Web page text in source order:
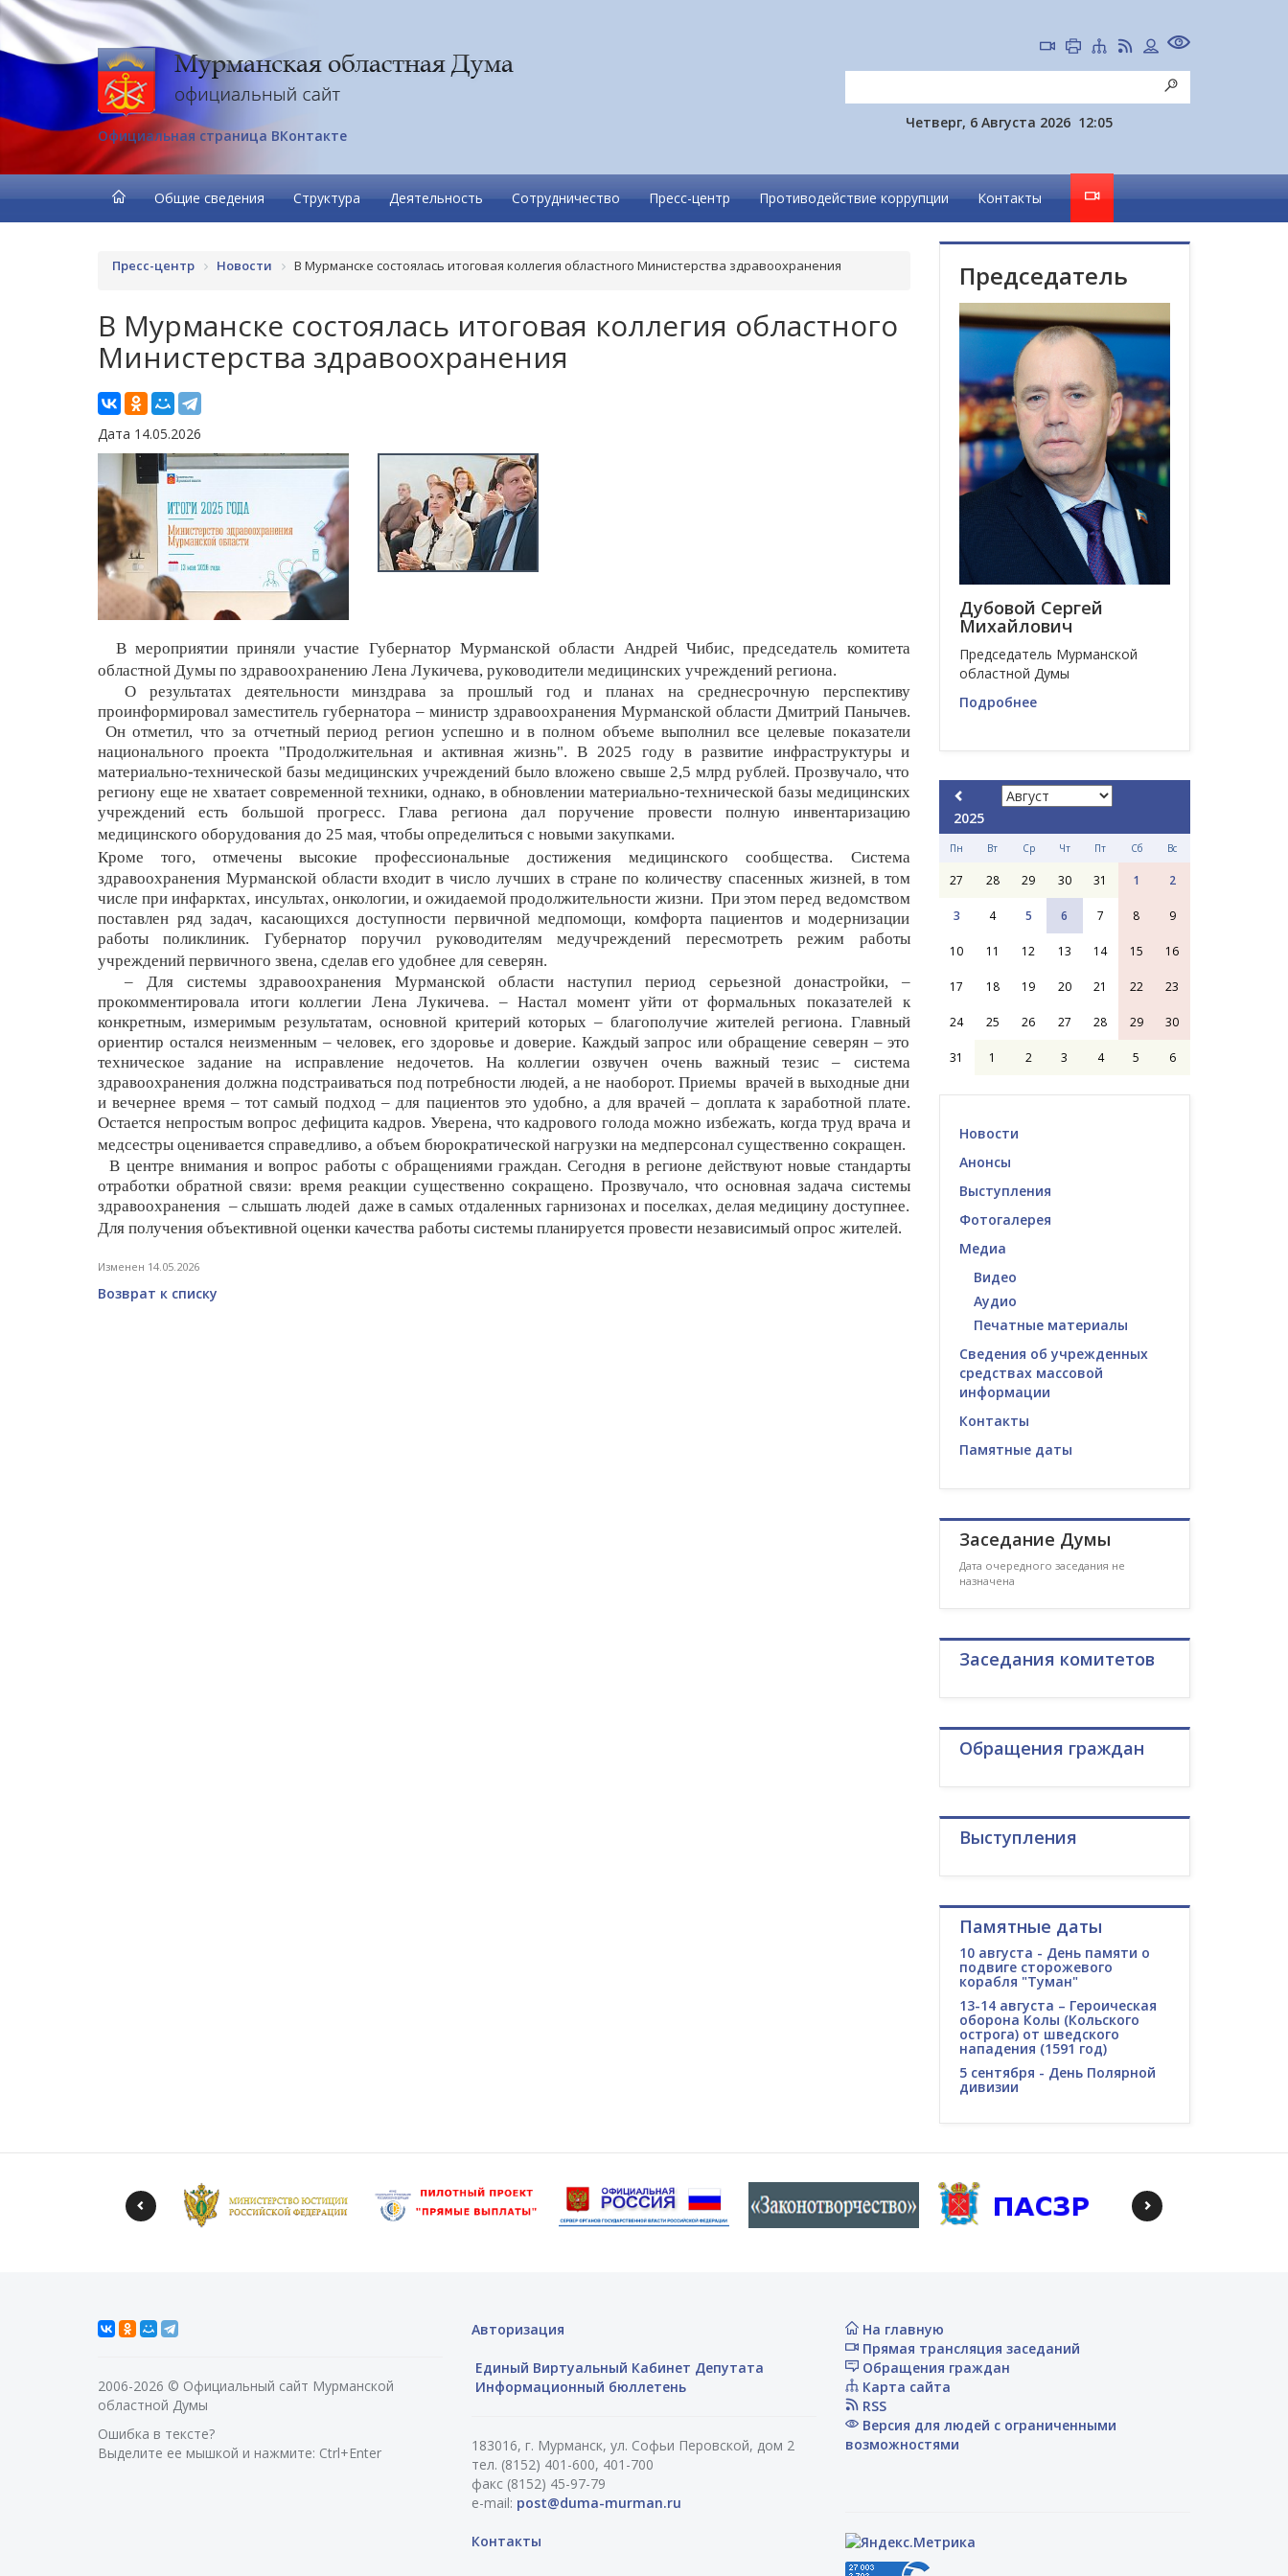
Официальная страница ВКонтакте
Четверг, 6 Августа 2026 12:05
Общие сведения Структура Деятельность Сотрудничество Пресс-центр Противодействие коррупции Контакты
Пресс-центр Новости В Мурманске состоялась итоговая коллегия областного Министерства здравоохранения
В Мурманске состоялась итоговая коллегия областного
Министерства здравоохранения
Дата 14.05.2026
В мероприятии приняли участие Губернатор Мурманской области Андрей Чибис, председатель комитета
областной Думы по здравоохранению Лена Лукичева, руководители медицинских учреждений региона.
О результатах деятельности минздрава за прошлый год и планах на среднесрочную перспективу
проинформировал заместитель губернатора – министр здравоохранения Мурманской области Дмитрий Панычев.
Он отметил, что за отчетный период регион успешно и в полном объеме выполнил все целевые показатели
национального проекта "Продолжительная и активная жизнь". В 2025 году в развитие инфраструктуры и
материально-технической базы медицинских учреждений было вложено свыше 2,5 млрд рублей. Прозвучало, что
региону еще не хватает современной техники, однако, в обновлении материально-технической базы медицинских
учреждений есть большой прогресс. Глава региона дал поручение провести полную инвентаризацию
медицинского оборудования до 25 мая, чтобы определиться с новыми закупками.
Кроме того, отмечены высокие профессиональные достижения медицинского сообщества. Система
здравоохранения Мурманской области входит в число лучших в стране по количеству спасенных жизней, в том
числе при инфарктах, инсультах, онкологии,и ожидаемой продолжительности жизни. При этом перед ведомством
поставлен ряд задач, касающихся доступности первичной медпомощи, комфорта пациентов и модернизации
работы поликлиник. Губернатор поручил руководителям медучреждений пересмотреть режим работы
учреждений первичного звена, сделав его удобнее для северян.
– Для системы здравоохранения Мурманской области наступил период серьезной донастройки, –
прокомментировала итоги коллегии Лена Лукичева. –Настал момент уйти от формальных показателей к
конкретным, измеримым результатам, основной критерий которых – благополучие жителей региона. Главный
ориентир остался неизменным – человек, его здоровье и доверие. Каждый запрос или обращение северян – это
техническое задание на исправление недочетов. На коллегии озвучен очень важный тезис – система
здравоохранения должна подстраиваться под потребности людей, а не наоборот. Приемы врачей в выходные дни
и вечернее время – тот самый подход – для пациентов это удобно, а для врачей – доплата к заработной плате.
Остается непростым вопрос дефицита кадров. Уверена, что кадрового голода можно избежать, когда труд врача и
медсестры оценивается справедливо, а объем бюрократической нагрузки на медперсонал существенно сокращен.
В центре внимания и вопрос работы с обращениями граждан.Сегодня в регионе действуют новые стандарты
отработки обратной связи: время реакции существенно сокращено. Прозвучало, что основная задача системы
здравоохранения – слышать людей даже в самых отдаленных гарнизонах и поселках, делая медицину доступнее.
Для получения объективной оценки качества работы системы планируется провести независимый опрос жителей.
Изменен 14.05.2026
Возврат к списку
Председатель
Дубовой Сергей
Михайлович
Председатель Мурманской
областной Думы
Подробнее
2025
Пн Вт Ср Чт Пт Сб Вс
27 28 29 30 31 1 2
3 4 5 6 7 8 9
10 11 12 13 14 15 16
17 18 19 20 21 22 23
24 25 26 27 28 29 30
31 1 2 3 4 5 6
Новости
Анонсы
Выступления
Фотогалерея
Медиа
Видео
Аудио
Печатные материалы
Сведения об учрежденных
средствах массовой
информации
Контакты
Памятные даты
Заседание Думы
Дата очередного заседания не
назначена
Заседания комитетов
Обращения граждан
Выступления
Памятные даты
10 августа - День памяти о
подвиге сторожевого
корабля "Туман"
13-14 августа – Героическая
оборона Колы (Кольского
острога) от шведского
нападения (1591 год)
5 сентября - День Полярной
дивизии
2006-2026 © Официальный сайт Мурманской
областной Думы
Ошибка в тексте?
Выделите ее мышкой и нажмите: Ctrl+Enter
Авторизация
Единый Виртуальный Кабинет Депутата
Информационный бюллетень
183016, г. Мурманск, ул. Софьи Перовской, дом 2
тел. (8152) 401-600, 401-700
факс (8152) 45-97-79
e-mail: post@duma-murman.ru
Контакты
На главную
Прямая трансляция заседаний
Обращения граждан
Карта сайта
RSS
Версия для людей с ограниченными
возможностями